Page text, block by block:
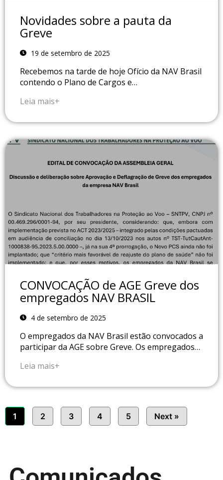
Novidades sobre a pauta da
Greve
19 de setembro de 2025
Recebemos na tarde de hoje Ofício da NAV Brasil
contendo o Plano de Cargos e…
Leia mais+
CONVOCAÇÃO de AGE Greve dos
empregados NAV BRASIL
4 de setembro de 2025
O empregados da NAV Brasil estão convocados a
participar da AGE sobre Greve. Os empregados…
Leia mais+
1 2 3 4 5 Next »